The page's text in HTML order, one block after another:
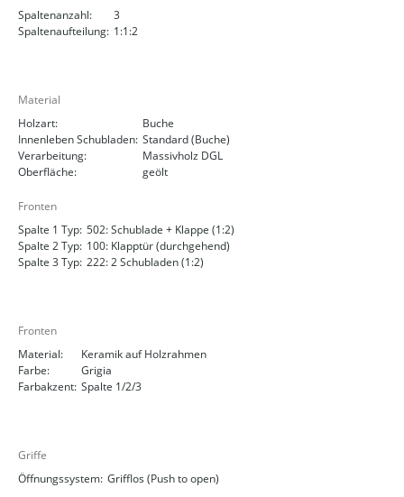
Spaltenanzahl:
3
Spaltenaufteilung: 1:1:2
Material
Holzart:
Buche
Innenleben Schubladen: Standard (Buche)
Verarbeitung:
Massivholz DGL
Oberfläche:
geölt
Fronten
Spalte 1 Typ: 502: Schublade + Klappe (1:2)
Spalte 2 Typ: 100: Klapptür (durchgehend)
Spalte 3 Typ: 222: 2 Schubladen (1:2)
Fronten
Material:
Keramik auf Holzrahmen
Farbe:
Grigia
Farbakzent: Spalte 1/2/3
Griffe
Öffnungssystem: Grifflos (Push to open)